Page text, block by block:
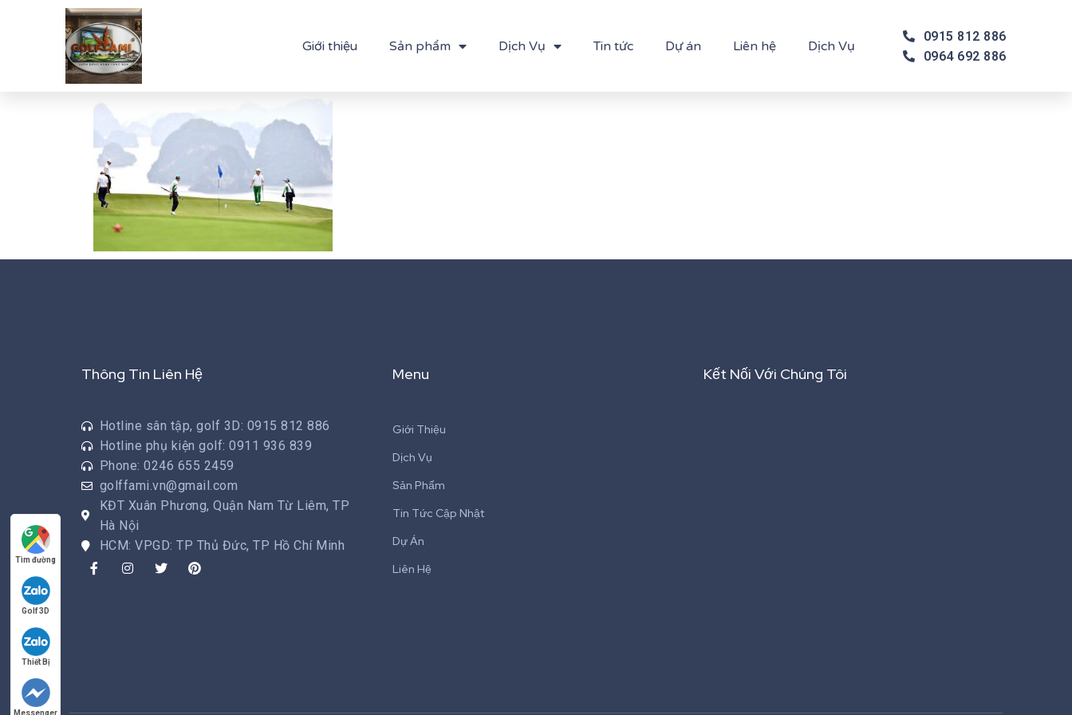
Giới thiệu Sản phẩm Dịch Vụ Tin tức Dự án Liên hệ Dịch Vụ
0915 812 886
0964 692 886
Thông Tin Liên Hệ
Hotline sân tập, golf 3D: 0915 812 886
Hotline phụ kiện golf: 0911 936 839
Phone: 0246 655 2459
golffami.vn@gmail.com
KĐT Xuân Phương, Quận Nam Từ Liêm, TP
Hà Nội
HCM: VPGD: TP Thủ Đức, TP Hồ Chí Minh
Menu
Giới Thiệu
Dịch Vụ
Sản Phẩm
Tin Tức Cập Nhật
Dự Án
Liên Hệ
Kết Nối Với Chúng Tôi
Tìm đường
Golf 3D
Thiết Bị
Messenger